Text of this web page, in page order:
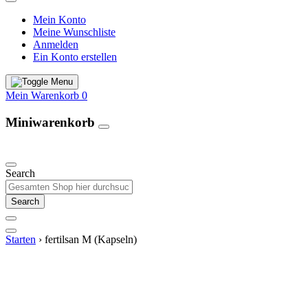
Mein Konto
Meine Wunschliste
Anmelden
Ein Konto erstellen
Mein Warenkorb 0
Miniwarenkorb
Search
Search
Starten › fertilsan M (Kapseln)